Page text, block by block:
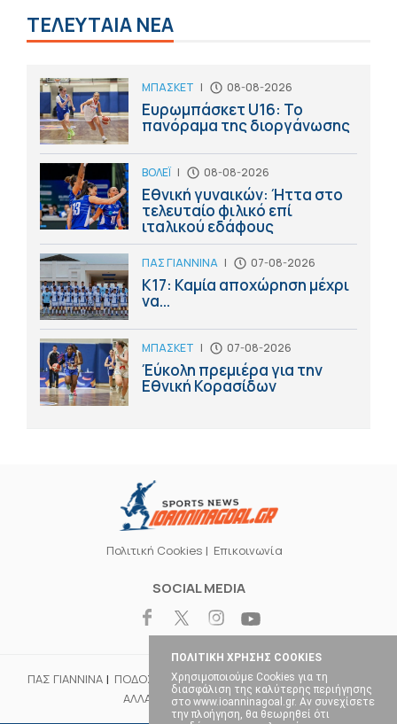
ΠΟΛΙΤΙΚΗ ΧΡΗΣΗΣ COOKIES
Χρησιμοποιούμε Cookies για τη
διασφάλιση της καλύτερης περιήγησης
στο www.ioanninagoal.gr. Αν συνεχίσετε
την πλοήγηση, θα θεωρηθεί ότι
ΤΕΛΕΥΤΑΙΑ ΝΕΑ
ΜΠΑΣΚΕΤ | 08-08-2026
Ευρωμπάσκετ U16: Το
πανόραμα της διοργάνωσης
ΒΟΛΕΪ | 08-08-2026
Εθνική γυναικών: Ήττα στο
τελευταίο φιλικό επί
ιταλικού εδάφους
ΠΑΣ ΓΙΑΝΝΙΝΑ | 07-08-2026
Κ17: Καμία αποχώρηση μέχρι
να...
ΜΠΑΣΚΕΤ | 07-08-2026
Έύκολη πρεμιέρα για την
Εθνική Κορασίδων
Πολιτική Cookies Επικοινωνία
SOCIAL MEDIA
ΠΑΣ ΓΙΑΝΝΙΝΑ ΠΟΔΟΣΦΑΙΡΟ ΜΠΑΣΚΕΤ ΒΟΛΕΪ
ΧΑΝΤΜΠΟΛ
ΑΛΛΑ ΣΠΟΡ
ΕΠΙΚΑΙΡΟΤΗΤΑ